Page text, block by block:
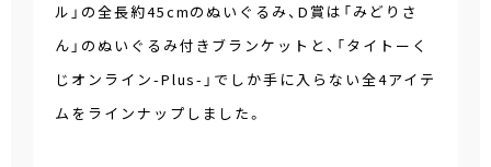
ル」の全長約45cmのぬいぐるみ、D賞は「みどりさ
ん」のぬいぐるみ付きブランケットと、「タイトーく
じオンライン-Plus-」でしか手に入らない全4アイテ
ムをラインナップしました。